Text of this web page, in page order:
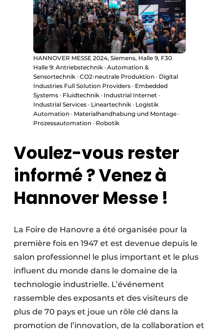
HANNOVER MESSE 2024, Siemens, Halle 9, F30
Halle 9: Antriebstechnik · Automation &
Sensortechnik · CO2-neutrale Produktion · Digital
Industries Full Solution Providers · Embedded
Systems · Fluidtechnik · Industrial Internet ·
Industrial Services · Lineartechnik · Logistik
Automation · Materialhandhabung und Montage ·
Prozessautomation · Robotik
Voulez-vous rester
informé ? Venez à
Hannover Messe !
La Foire de Hanovre a été organisée pour la
première fois en 1947 et est devenue depuis le
salon professionnel le plus important et le plus
influent du monde dans le domaine de la
technologie industrielle. L’événement
rassemble des exposants et des visiteurs de
plus de 70 pays et joue un rôle clé dans la
promotion de l’innovation, de la collaboration et